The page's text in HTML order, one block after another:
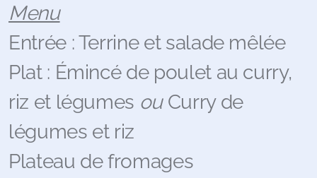
Menu
Entrée : Terrine et salade mêlée
Plat : Émincé de poulet au curry,
riz et légumes ou Curry de
légumes et riz
Plateau de fromages